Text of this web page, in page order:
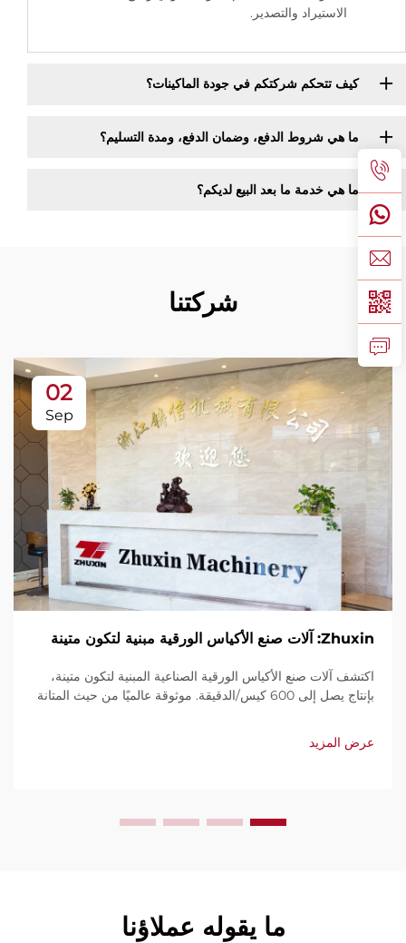
الاستيراد والتصدير.
كيف تتحكم شركتكم في جودة الماكينات؟
ما هي شروط الدفع، وضمان الدفع، ومدة التسليم؟
ما هي خدمة ما بعد البيع لديكم؟
شركتنا
02
Sep
Zhuxin: آلات صنع الأكياس الورقية مبنية لتكون متينة
اكتشف آلات صنع الأكياس الورقية الصناعية المبنية لتكون متينة،
بإنتاج يصل إلى 600 كيس/الدقيقة. موثوقة عالميًا من حيث المتانة
وخدمة سريعة. اطلب عرض سعر اليوم.
عرض المزيد
ما يقوله عملاؤنا